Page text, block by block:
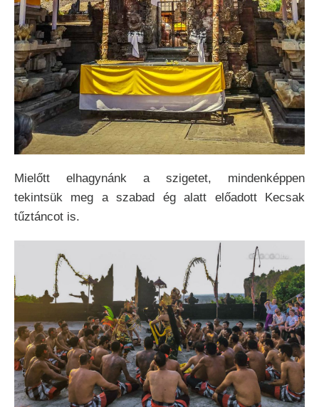
Mielőtt elhagynánk a szigetet, mindenképpen
tekintsük meg a szabad ég alatt előadott Kecsak
tűztáncot is.